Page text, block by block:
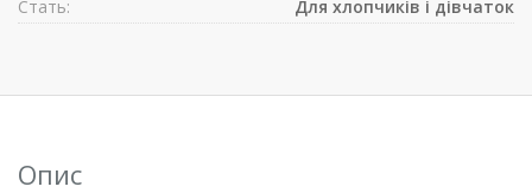
Стать:
Для хлопчиків і дівчаток
Опис